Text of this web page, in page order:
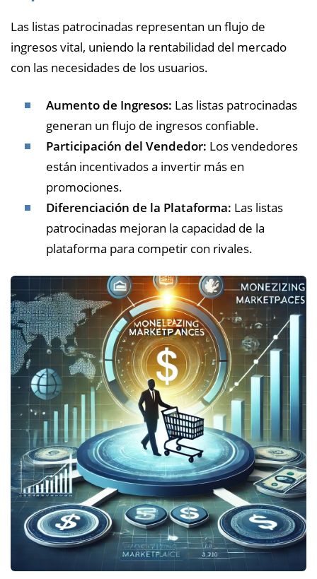
Las listas patrocinadas representan un flujo de
ingresos vital, uniendo la rentabilidad del mercado
con las necesidades de los usuarios.
Aumento de Ingresos: Las listas patrocinadas
generan un flujo de ingresos confiable.
Participación del Vendedor: Los vendedores
están incentivados a invertir más en
promociones.
Diferenciación de la Plataforma: Las listas
patrocinadas mejoran la capacidad de la
plataforma para competir con rivales.